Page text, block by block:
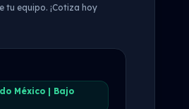
tu equipo. ¡Cotiza hoy
México | Bajo